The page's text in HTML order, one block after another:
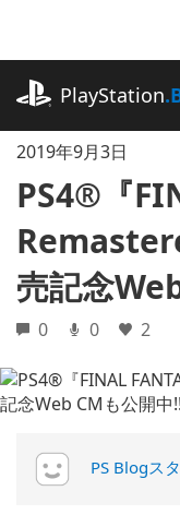
に
キ
ッ
プ
PlayStation
2019年9月3日
PS4®『
売記念
0 0 2
PS Blogス